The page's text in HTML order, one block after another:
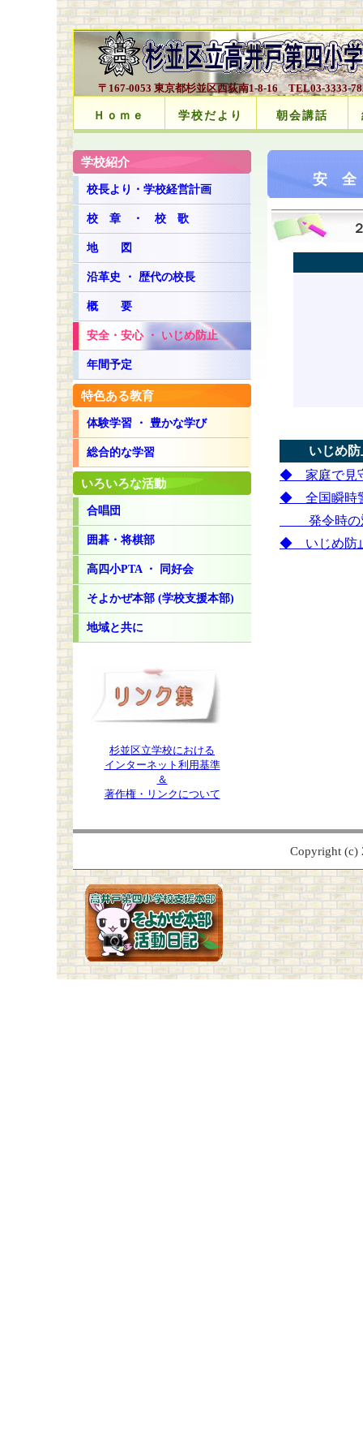
〒167-0053 東京都杉並区西荻南1-8-16 TEL03-3333-
Ｈｏｍｅ 学校だより 朝会講話
学校紹介
校長より・学校経営計画
校 章 ・ 校 歌
地 図
沿革史 ・ 歴代の校長
概 要
安全・安心 ・ いじめ防止
年間予定
特色ある教育
体験学習 ・ 豊かな学び
総合的な学習
いろいろな活動
合唱団
囲碁・将棋部
高四小PTA ・ 同好会
そよかぜ本部 (学校支援本部)
地域と共に
杉並区立学校における
インターネット利用基準
＆
著作権・リンクについて
安 全
いじめ防止
◆ 家庭で見
◆ 全国瞬時警
発令時の
◆ いじめ防
Copyright (c) 2009